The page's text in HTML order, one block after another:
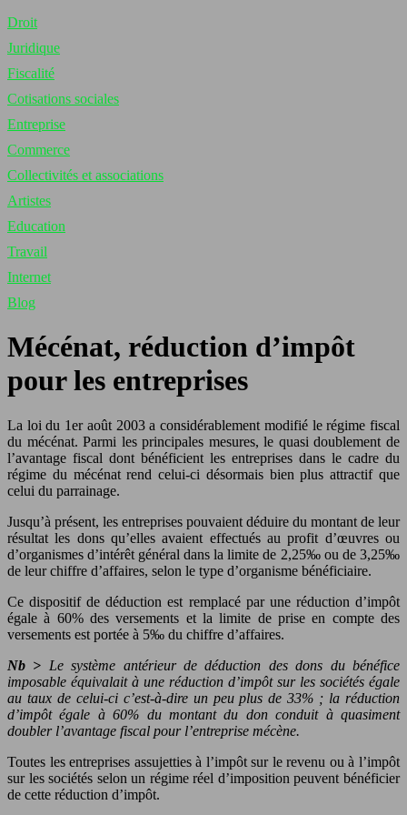
Droit
Juridique
Fiscalité
Cotisations sociales
Entreprise
Commerce
Collectivités et associations
Artistes
Education
Travail
Internet
Blog
Mécénat, réduction d’impôt
pour les entreprises
La loi du 1er août 2003 a considérablement modifié le régime fiscal
du mécénat. Parmi les principales mesures, le quasi doublement de
l’avantage fiscal dont bénéficient les entreprises dans le cadre du
régime du mécénat rend celui-ci désormais bien plus attractif que
celui du parrainage.
Jusqu’à présent, les entreprises pouvaient déduire du montant de leur
résultat les dons qu’elles avaient effectués au profit d’œuvres ou
d’organismes d’intérêt général dans la limite de 2,25‰ ou de 3,25‰
de leur chiffre d’affaires, selon le type d’organisme bénéficiaire.
Ce dispositif de déduction est remplacé par une réduction d’impôt
égale à 60% des versements et la limite de prise en compte des
versements est portée à 5‰ du chiffre d’affaires.
Nb > Le système antérieur de déduction des dons du bénéfice
imposable équivalait à une réduction d’impôt sur les sociétés égale
au taux de celui-ci c’est-à-dire un peu plus de 33% ; la réduction
d’impôt égale à 60% du montant du don conduit à quasiment
doubler l’avantage fiscal pour l’entreprise mécène.
Toutes les entreprises assujetties à l’impôt sur le revenu ou à l’impôt
sur les sociétés selon un régime réel d’imposition peuvent bénéficier
de cette réduction d’impôt.